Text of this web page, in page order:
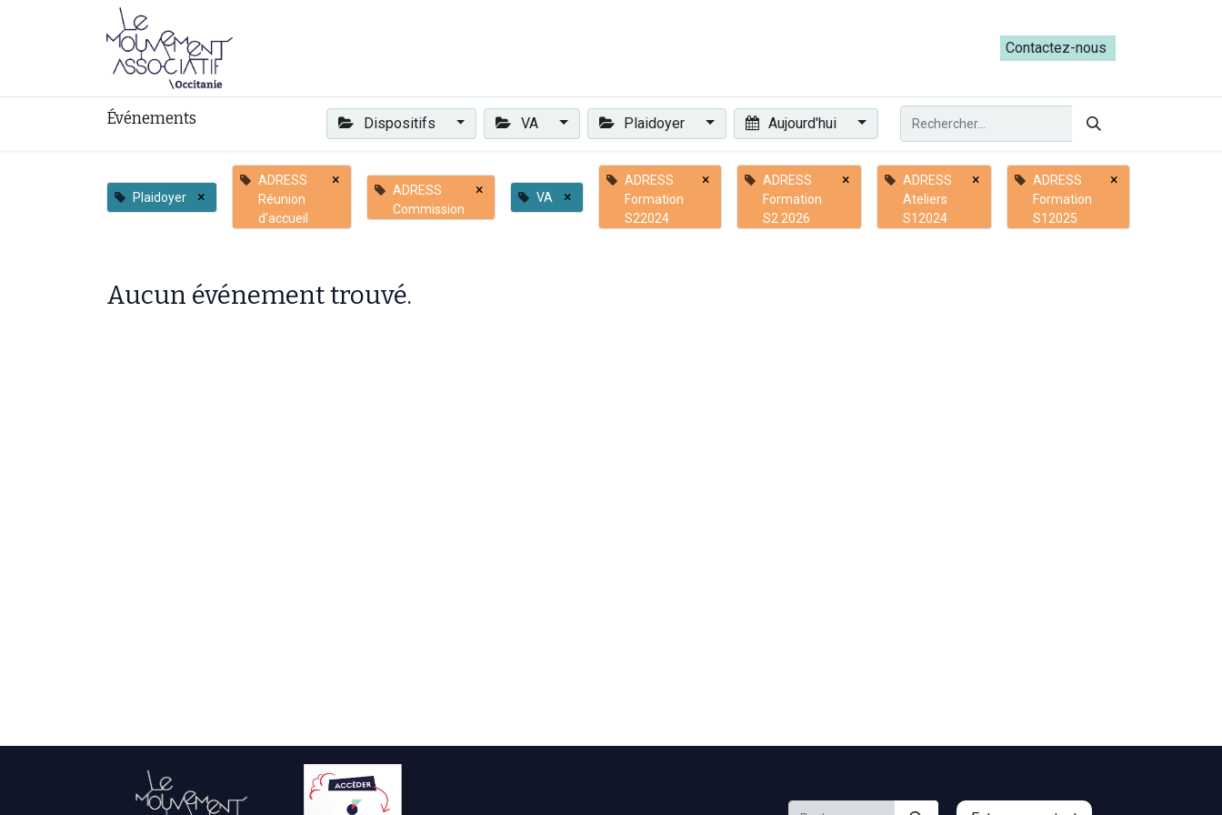
Les ateliers du Parcours ADRESS [mai-juin 2026]
Contactez-nous​​
Événements Dispositifs VA Plaidoyer Aujourd'hui
Plaidoyer ×
ADRESS
Réunion
d'accueil
×
ADRESS
Commission
× VA ×
ADRESS
Formation
S22024
×
ADRESS
Formation
S2 2026
×
ADRESS
Ateliers
S12024
×
ADRESS
Formation
S12025
×
Aucun événement trouvé.